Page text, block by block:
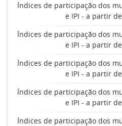
Índices de participação dos
e IPI - a partir
Índices de participação dos
e IPI - a partir
Índices de participação dos
e IPI - a partir
Índices de participação dos
e IPI - a partir
Índices de participação dos